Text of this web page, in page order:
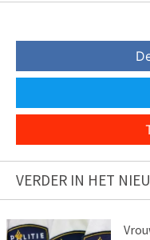
VERDER IN HET